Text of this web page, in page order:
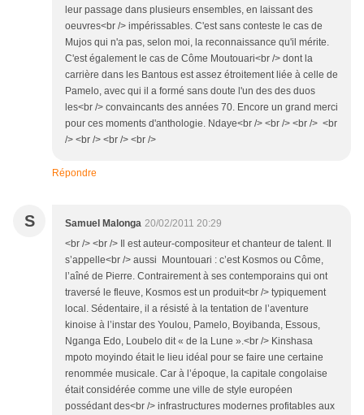
leur passage dans plusieurs ensembles, en laissant des
oeuvres<br /> impérissables. C'est sans conteste le cas de
Mujos qui n'a pas, selon moi, la reconnaissance qu'il mérite.
C'est également le cas de Côme Moutouari<br /> dont la
carrière dans les Bantous est assez étroitement liée à celle de
Pamelo, avec qui il a formé sans doute l'un des des duos
les<br /> convaincants des années 70. Encore un grand merci
pour ces moments d'anthologie. Ndaye<br /> <br /> <br /> <br
/> <br /> <br /> <br />
Répondre
S Samuel Malonga 20/02/2011 20:29
<br /> <br /> Il est auteur-compositeur et chanteur de talent. Il
s’appelle<br /> aussi Mountouari : c’est Kosmos ou Côme,
l’aîné de Pierre. Contrairement à ses contemporains qui ont
traversé le fleuve, Kosmos est un produit<br /> typiquement
local. Sédentaire, il a résisté à la tentation de l’aventure
kinoise à l’instar des Youlou, Pamelo, Boyibanda, Essous,
Nganga Edo, Loubelo dit « de la Lune ».<br /> Kinshasa
mpoto moyindo était le lieu idéal pour se faire une certaine
renommée musicale. Car à l’époque, la capitale congolaise
était considérée comme une ville de style européen
possédant des<br /> infrastructures modernes profitables aux